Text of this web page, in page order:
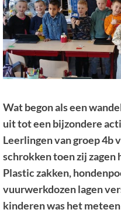
Wat begon als een
uit tot een bijzondere
Leerlingen van groep 4b
schrokken toen zij zagen
Plastic zakken,
vuurwerkdozen lagen
kinderen was het